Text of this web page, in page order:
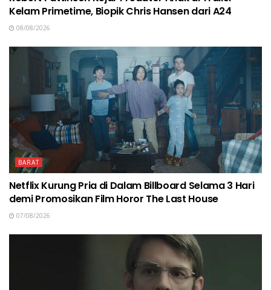
Kelam Primetime, Biopik Chris Hansen dari A24
08/08/2026
BARAT
Netflix Kurung Pria di Dalam Billboard Selama 3 Hari
demi Promosikan Film Horor The Last House
07/08/2026